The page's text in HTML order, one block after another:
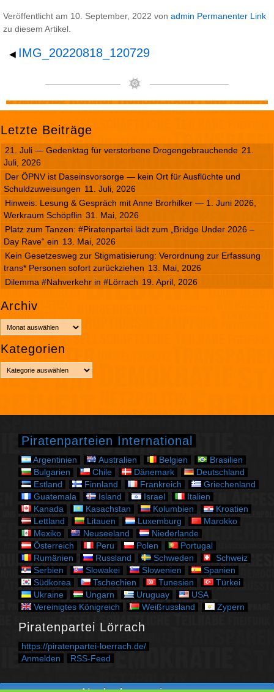
Veröffentlicht am 10. September, 2022 von admin Permanenter Link
zu diesem Artikel.
◀ IMG_20220818_120729
Letzte Beiträge
21. Juli — Gedenktag für verstorbene Drogengebrauchende 21.
Juli, 2026
Der ÖPNV ist Daseinsvorsorge — kein Ort für Ausflüchte und
Schuldzuweisungen 11. Juli, 2026
Hinweis: Lesung & Gespräch mit Anne Brorhilker — 1. Juni 2026,
Werkraum Schöpflin 31. Mai, 2026
Platz zum Tanzen: #Piratenpartei lädt zum „Bridge Under 2026 –
Day Rave“ ein 13. Mai, 2026
Kein Gesetzesweg zur Stigmatisierung: Verordnung zur Erfassung
trans* Personen sofort zurückziehen 13. Mai, 2026
Dilemma #Nahverkehr in #Lörrach 19. April, 2026
Archiv
r
c
Kategorien
a
g
Piratenparteien International
Argentinien Australien Belgien
Brasilien
Bulgarien
Chile Dänemark
Deutschland
Estland
Finnland Frankreich
Griechenland
Guatemala
Island Israel
Italien
Kanada
Kasachstan Kolumbien
Kroatien
Lettland
Litauen Luxemburg
Marokko
Mexiko
Neuseeland
Niederlande
Österreich
Peru Polen
Portugal
Rumänien
Russland Schweden
Schweiz
Serbien
Slowakei Slowenien
Spanien
Südkorea
Tschechien Tunesien
Türkei
Ukraine
Ungarn Uruguay
USA
Vereinigtes Königreich
Weißrussland Zypern
Piratenpartei Lörrach
https://piratenpartei-loerrach.de/
Anmelden RSS-Feed